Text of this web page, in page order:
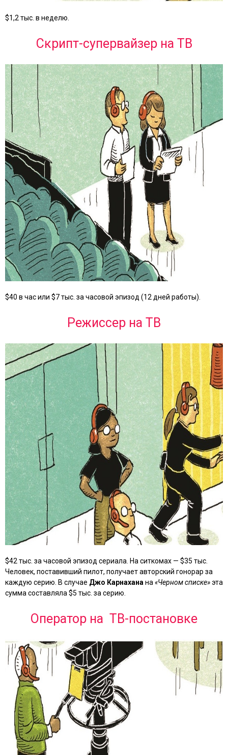
$1,2 тыс. в неделю.
Скрипт-супервайзер на ТВ
$40 в час или $7 тыс. за часовой эпизод (12 дней работы).
Режиссер на ТВ
$42 тыс. за часовой эпизод сериала. На ситкомах — $35 тыс.
Человек, поставивший пилот, получает авторский гонорар за
каждую серию. В случае Джо Карнахана на «Черном списке»эта
сумма составляла $5 тыс. за серию.
Оператор на ТВ-постановке